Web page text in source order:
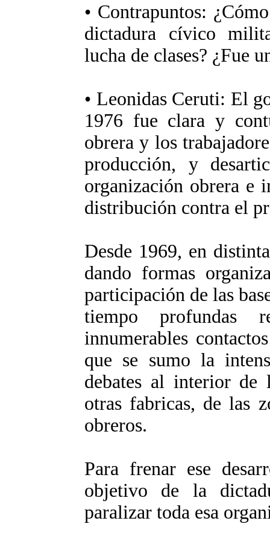
• Contrapuntos:
dictadura cívico
lucha de clases? ¿Fue
• Leonidas Ceruti: El
1976 fue clara y
obrera y los
producción, y
organización obrera e
distribución contra el
Desde 1969, en
dando formas
participación de las
tiempo profundas
innumerables
que se sumo la
debates al interior de
otras fabricas, de las
obreros.
Para frenar ese
objetivo de la
paralizar toda esa